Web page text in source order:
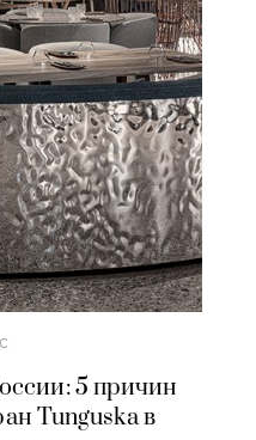
5 причин
Tunguska в